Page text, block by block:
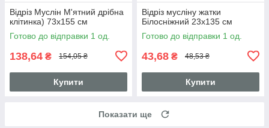
Відріз Муслін М'ятний дрібна
клітинка) 73х155 см
Готово до відправки 1 од.
138,64 ₴ 154,05 ₴
Купити
Відріз мусліну жатки
Білосніжний 23х135 см
Готово до відправки 1 од.
43,68 ₴ 48,53 ₴
Купити
Показати ще